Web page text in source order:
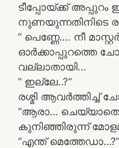
ടീപ്പോയ്ക്ക്
നുണയുന്നതിനിടെ
” പെണ്ണേ…. നീ
ഓർക്കാപ്പുറത്തെ
വല്ലാതായി…
” ഇല്ലേ..?”
രശ്മി ആവർത്തിച്ച്
“ആരാ…
കുനിഞ്ഞിരുന്ന്
“എന്ത് മെത്തേഡാ…?”